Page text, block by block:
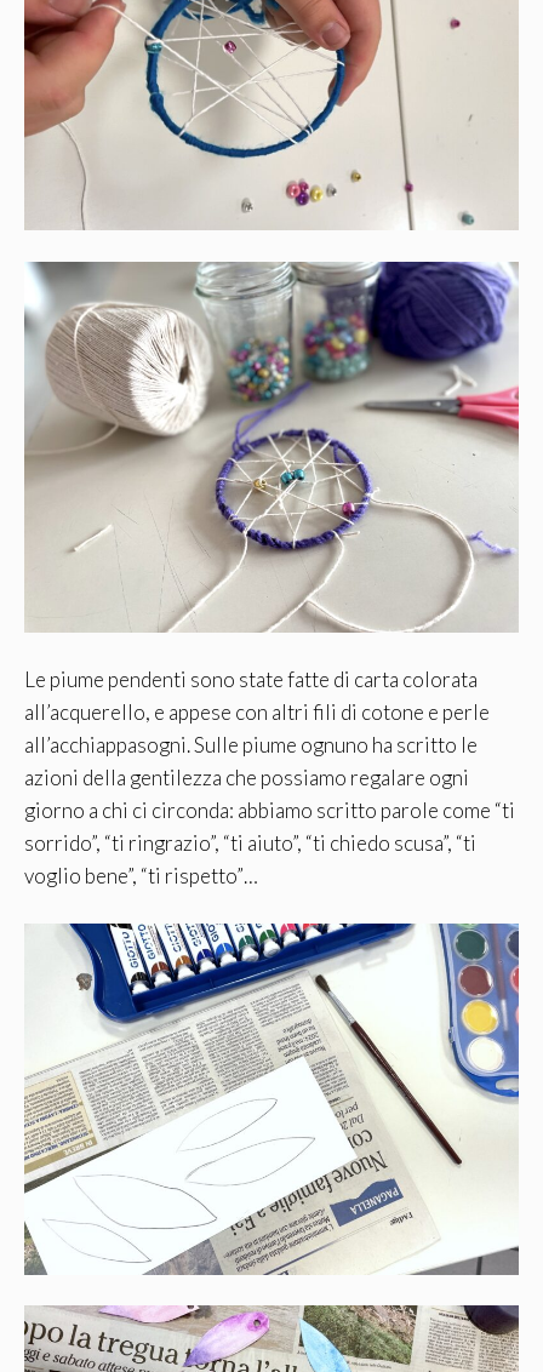
Le piume pendenti sono state fatte di carta colorata
all’acquerello, e appese con altri fili di cotone e perle
all’acchiappasogni. Sulle piume ognuno ha scritto le
azioni della gentilezza che possiamo regalare ogni
giorno a chi ci circonda: abbiamo scritto parole come “ti
sorrido”, “ti ringrazio”, “ti aiuto”, “ti chiedo scusa”, “ti
voglio bene”, “ti rispetto”…